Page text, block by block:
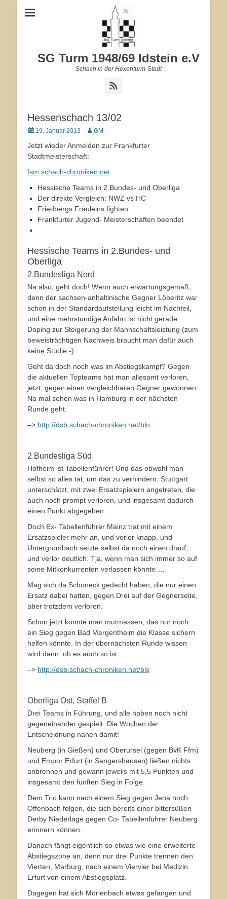
SG Turm 1948/69 Idstein e.V
Schach in der Hexenturm-Stadt
Hessenschach 13/02
Veröffentlicht
19. Januar 2013 Autor
GM
Jetzt wieder Anmelden zur Frankfurter
Stadtmeisterschaft:
fsm.schach-chroniken.net
Hessische Teams in 2.Bundes- und Oberliga
Der direkte Vergleich: NWZ vs HC
Friedbergs Fräuleins fighten
Frankfurter Jugend- Meisterschaften beendet
Hessische Teams in 2.Bundes- und
Oberliga
2.Bundesliga Nord
Na also, geht doch! Wenn auch erwartungsgemäß,
denn der sachsen-anhaltinische Gegner Löberitz war
schon in der Standardaufstellung leicht im Nachteil,
und eine mehrstündige Anfahrt ist nicht gerade
Doping zur Steigerung der Mannschaftsleistung (zum
beweisträchtigen Nachweis braucht man dafür auch
keine Studie:-).
Geht da doch noch was im Abstiegskampf? Gegen
die aktuellen Topteams hat man allesamt verloren,
jetzt, gegen einen vergleichbaren Gegner gewonnen.
Na mal sehen was in Hamburg in der nächsten
Runde geht.
–> http://dsb.schach-chroniken.net/bln
2.Bundesliga Süd
Hofheim ist Tabellenführer! Und das obwohl man
selbst so alles tat, um das zu verhindern: Stuttgart
unterschätzt, mit zwei Ersatzspielern angetreten, die
auch noch prompt verloren, und insgesamt dadurch
einen Punkt abgegeben.
Doch Ex- Tabellenführer Mainz trat mit einem
Ersatzspieler mehr an, und verlor knapp, und
Untergrombach setzte selbst da noch einen drauf,
und verlor deutlich. Tja, wenn man sich immer so auf
seine Mitkonkurrenten verlassen könnte….
Mag sich da Schöneck gedacht haben, die nur einen
Ersatz dabei hatten, gegen Drei auf der Gegnerseite,
aber trotzdem verloren.
Schon jetzt könnte man mutmassen, das nur noch
ein Sieg gegen Bad Mergentheim die Klasse sichern
helfen könnte. In der übernächsten Runde wissen
wird dann, ob es auch so ist.
–> http://dsb.schach-chroniken.net/bls
Oberliga Ost, Staffel B
Drei Teams in Führung, und alle haben noch nicht
gegeneinander gespielt. Die Wochen der
Entscheidnung nahen damit!
Neuberg (in Gießen) und Oberursel (gegen BvK Ffm)
und Empor Erfurt (in Sangershausen) ließen nichts
anbrennen und gewann jeweils mit 5,5 Punkten und
insgesamt den fünften Sieg in Folge.
Dem Trio kann nach einem Sieg gegen Jena noch
Offenbach folgen, die sich bereits einer bittersüßen
Derby Niederlage gegen Co- Tabellenführer Neuberg
erinnern können.
Danach fängt eigentlich so etwas wie eine erweiterte
Abstiegszone an, denn nur drei Punkte trennen den
Vierten, Marburg, nach einem Viervier bei Medizin
Erfurt von einem Abstiegsplatz.
Dagegen hat sich Mörlenbach etwas gefangen und